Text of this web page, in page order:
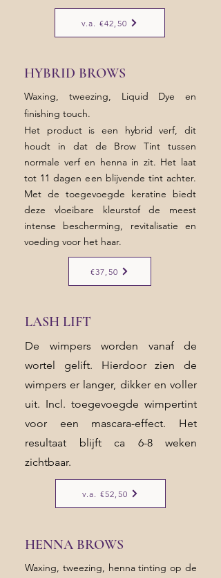
v.a. €42,50
HYBRID BROWS
Waxing, tweezing, Liquid Dye en
finishing touch.
Het product is een hybrid verf, dit
houdt in dat de Brow Tint tussen
normale verf en henna in zit. Het laat
tot 11 dagen een blijvende tint achter.
Met de toegevoegde keratine biedt
deze vloeibare kleurstof de meest
intense bescherming, revitalisatie en
voeding voor het haar.
€37,50
LASH LIFT
De wimpers worden vanaf de
wortel gelift. Hierdoor zien de
wimpers er langer, dikker en voller
uit. Incl. toegevoegde wimpertint
voor een mascara-effect. Het
resultaat blijft ca 6-8 weken
zichtbaar.
v.a. €52,50
HENNA BROWS
Waxing, tweezing, henna tinting op de